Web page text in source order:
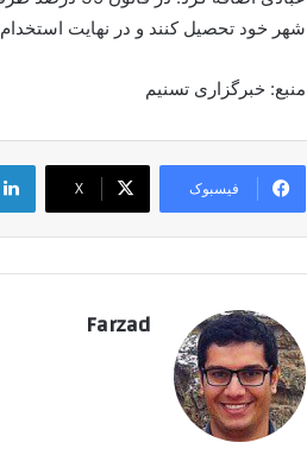
شهر خود تحصیل کنند و در نهایت
منبع: خبرگزاری تسنیم
فیسبوک X
Farzad